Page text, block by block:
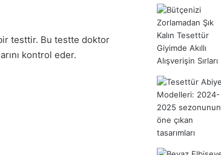
testtir. Bu testte doktor
kontrol eder.